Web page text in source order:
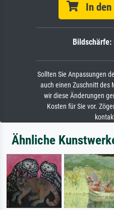
In den
Bildschärfe:
Sollten Sie Anpassungen
auch einen Zuschnitt des
wir diese Änderungen
Kosten für Sie vor.
Ähnliche